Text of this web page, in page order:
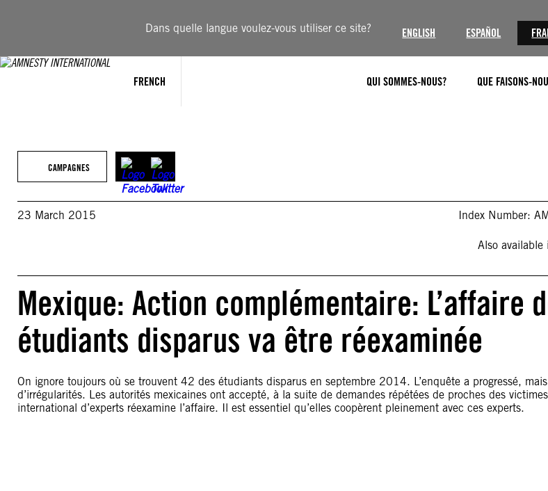
Dans quelle langue voulez-vous utiliser ce site? ENGLISH ESPAÑOL
FRENCH QUI SOMMES-NOUS? QUE FAISONS-
CAMPAGNES
23 March 2015 Index Number:
Also available
Mexique: Action complémentaire: L’affaire
étudiants disparus va être réexaminée
On ignore toujours où se trouvent 42 des étudiants disparus en septembre 2014. L’enquête a progressé,
d’irrégularités. Les autorités mexicaines ont accepté, à la suite de demandes répétées de proches des
international d’experts réexamine l’affaire. Il est essentiel qu’elles coopèrent pleinement avec ces experts.